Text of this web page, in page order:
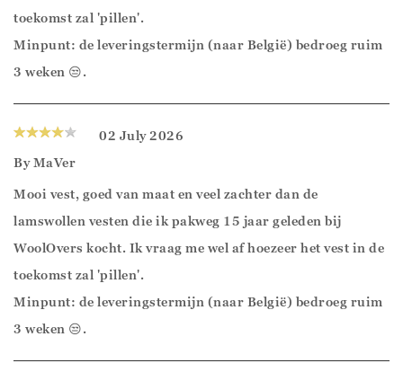
toekomst zal 'pillen'.
Minpunt: de leveringstermijn (naar België) bedroeg ruim
3 weken 😒.
02 July 2026
ByMaVer
Mooi vest, goed van maat en veel zachter dan de
lamswollen vesten die ik pakweg 15 jaar geleden bij
WoolOvers kocht. Ik vraag me wel af hoezeer het vest in de
toekomst zal 'pillen'.
Minpunt: de leveringstermijn (naar België) bedroeg ruim
3 weken 😒.